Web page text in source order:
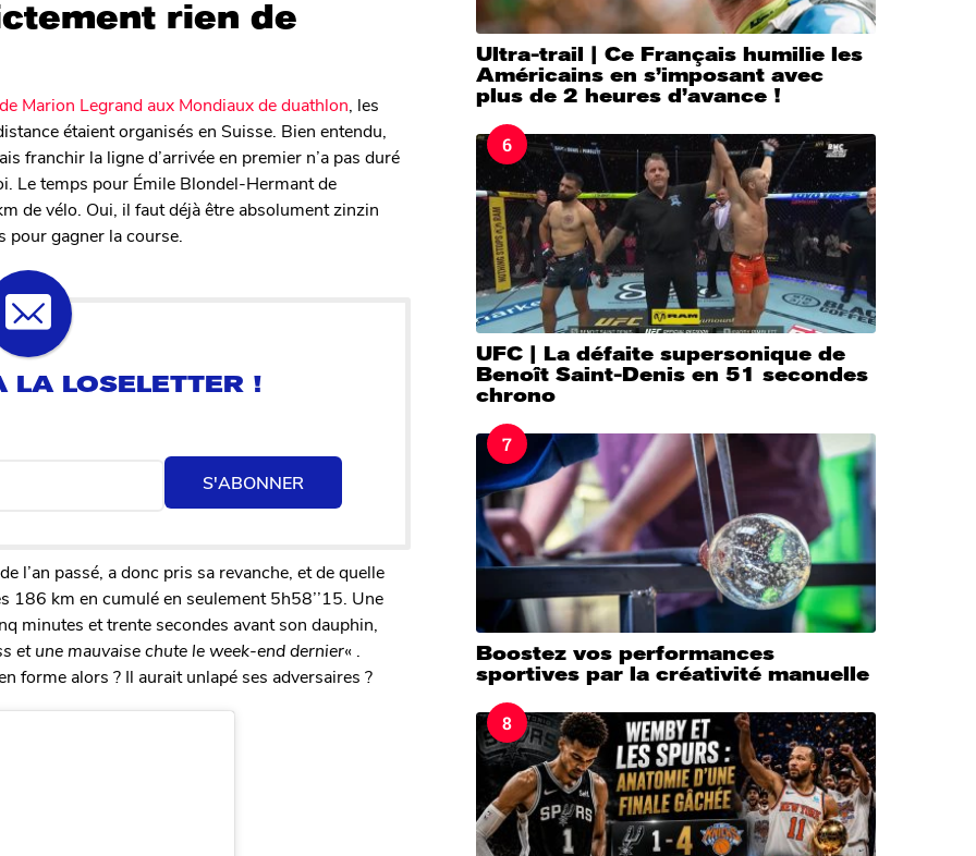
rien de
Marion Legrand aux Mondiaux de duathlon , les
étaient organisés en Suisse. Bien entendu,
franchir la ligne d’arrivée en premier n’a pas duré
Le temps pour Émile Blondel-Hermant de
de vélo. Oui, il faut déjà être absolument zinzin
pour gagner la course.
S'ABONNER
l’an passé, a donc pris sa revanche, et de quelle
186 km en cumulé en seulement 5h58’’15. Une
minutes et trente secondes avant son dauphin,
et une mauvaise chute le week-end dernier« .
forme alors ? Il aurait unlapé ses adversaires ?
Ultra-trail | Ce Français humilie les
Américains en s’imposant avec
plus de 2 heures d’avance !
6
UFC | La défaite supersonique de
Benoît Saint-Denis en 51 secondes
chrono
7
Boostez vos performances
sportives par la créativité manuelle
8